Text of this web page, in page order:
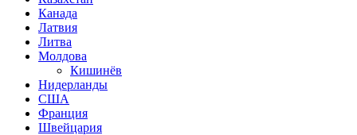
Канада
Латвия
Литва
Молдова
Кишинёв
Нидерланды
США
Франция
Швейцария